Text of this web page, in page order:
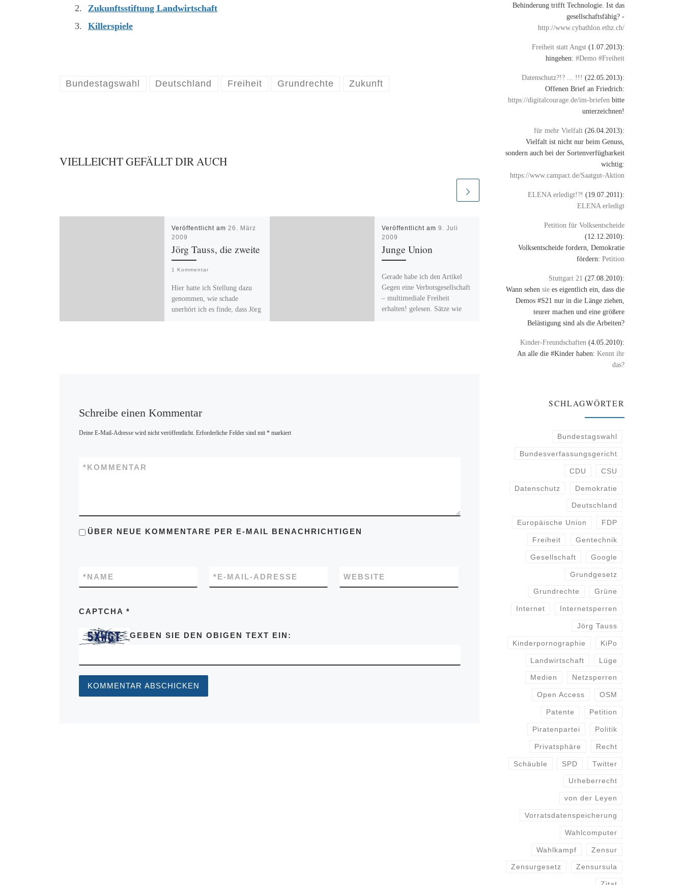
Zukunftsstiftung Landwirtschaft
Killerspiele
Bundestagswahl Deutschland Freiheit Grundrechte Zukunft
VIELLEICHT GEFÄLLT DIR AUCH
Veröffentlicht am 26. März
2009
Jörg Tauss, die zweite
1 Kommentar
Hier hatte ich Stellung dazu
genommen, wie schade
unerhört ich es finde, dass Jörg
Veröffentlicht am 9. Juli
2009
Junge Union
Gerade habe ich den Artikel
Gegen eine Verbotsgesellschaft
– multimediale Freiheit
erhalten! gelesen. Sätze wie
Veröffentlicht am
2008
Die Geschichte der
IFPI
Der weltweiter Verband der
Tonträgerindustrie ist die IFPI.
Sie vertritt also die großen
Plattenlabels und ist behilflich
Ich persönlich […]
Schreibe einen Kommentar
Deine E-Mail-Adresse wird nicht veröffentlicht. Erforderliche Felder sind mit *markiert
KOMMENTAR
*
ÜBER NEUE KOMMENTARE PER E-MAIL BENACHRICHTIGEN
NAME
* E-MAIL-ADRESSE
* WEBSITE
CAPTCHA *
GEBEN SIE DEN OBIGEN TEXT EIN:
Behinderung trifft Technologie. Ist das
gesellschaftsfähig? -
http://www.cybathlon.ethz.ch/
Freiheit statt Angst (1.07.2013):
hingehen: #Demo #Freiheit
Datenschutz?!? ... !!! (22.05.2013):
Offenen Brief an Friedrich:
https://digitalcourage.de/im-briefen bitte
unterzeichnen!
für mehr Vielfalt (26.04.2013):
Vielfalt ist nicht nur beim Genuss,
sondern auch bei der Sortenverfügbarkeit
wichtig:
https://www.campact.de/Saatgut-Aktion
ELENA erledigt!?! (19.07.2011):
ELENA erledigt
Petition für Volksentscheide
(12.12.2010):
Volksentscheide fordern, Demokratie
fördern: Petition
Stuttgart 21 (27.08.2010):
Wann sehen sie es eigentlich ein, dass die
Demos #S21 nur in die Länge ziehen,
teurer machen und eine größere
Belästigung sind als die Arbeiten?
Kinder-Freundschaften (4.05.2010):
An alle die #Kinder haben: Kennt ihr
das?
SCHLAGWÖRTER
Bundestagswahl
Bundesverfassungsgericht
CDU CSU
Datenschutz Demokratie
Deutschland
Europäische Union FDP
Freiheit Gentechnik
Gesellschaft Google
Grundgesetz
Grundrechte Grüne
Internet Internetsperren
Jörg Tauss
Kinderpornographie KiPo
Landwirtschaft Lüge
Medien Netzsperren
Open Access OSM
Patente Petition
Piratenpartei Politik
Privatsphäre Recht
Schäuble SPD Twitter
Urheberrecht
von der Leyen
Vorratsdatenspeicherung
Wahlcomputer
Wahlkampf Zensur
Zensurgesetz Zensursula